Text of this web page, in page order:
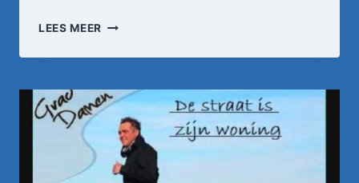
LEES MEER GRAD
–
JE
VOOR
TRANEN
NIET
(OFFICIËLE